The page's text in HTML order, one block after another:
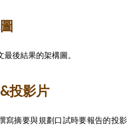
後結果的架構圖。
投影片
寫摘要與規劃口試時要報告的投影